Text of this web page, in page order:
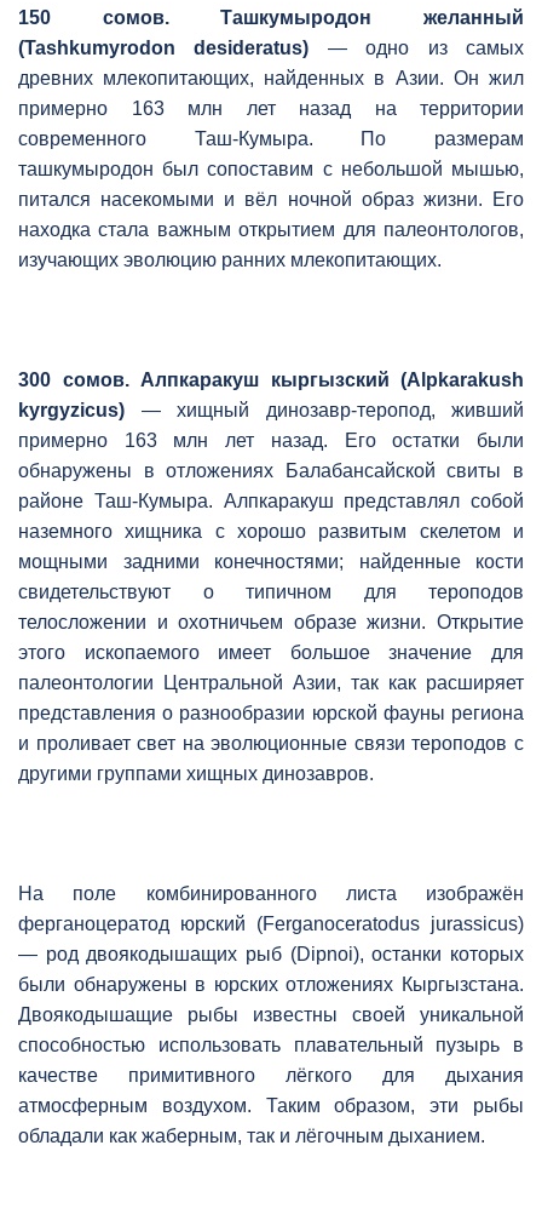
150 сомов. Ташкумыродон желанный
(Tashkumyrodon desideratus) — одно из самых
древних млекопитающих, найденных в Азии. Он жил
примерно 163 млн лет назад на территории
современного Таш-Кумыра. По размерам
ташкумыродон был сопоставим с небольшой мышью,
питался насекомыми и вёл ночной образ жизни. Его
находка стала важным открытием для палеонтологов,
изучающих эволюцию ранних млекопитающих.
300 сомов. Алпкаракуш кыргызский (Alpkarakush
kyrgyzicus) — хищный динозавр-теропод, живший
примерно 163 млн лет назад. Его остатки были
обнаружены в отложениях Балабансайской свиты в
районе Таш-Кумыра. Алпкаракуш представлял собой
наземного хищника с хорошо развитым скелетом и
мощными задними конечностями; найденные кости
свидетельствуют о типичном для тероподов
телосложении и охотничьем образе жизни. Открытие
этого ископаемого имеет большое значение для
палеонтологии Центральной Азии, так как расширяет
представления о разнообразии юрской фауны региона
и проливает свет на эволюционные связи тероподов с
другими группами хищных динозавров.
На поле комбинированного листа изображён
ферганоцератод юрский (Ferganoceratodus jurassicus)
— род двоякодышащих рыб (Dipnoi), останки которых
были обнаружены в юрских отложениях Кыргызстана.
Двоякодышащие рыбы известны своей уникальной
способностью использовать плавательный пузырь в
качестве примитивного лёгкого для дыхания
атмосферным воздухом. Таким образом, эти рыбы
обладали как жаберным, так и лёгочным дыханием.